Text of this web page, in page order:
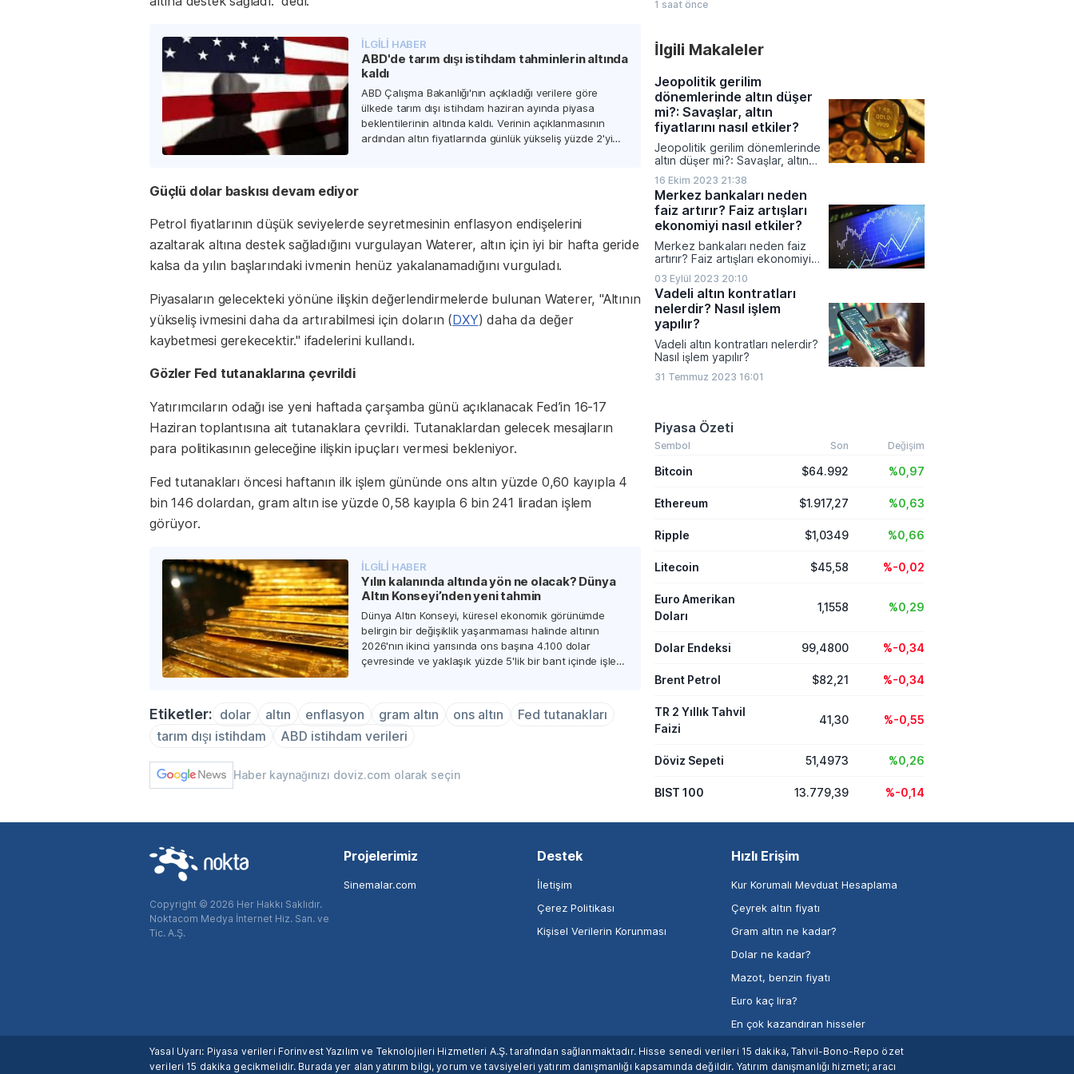
İLGİLİ HABER
ABD'de tarım dışı istihdam tahminlerin altında
kaldı
ABD Çalışma Bakanlığı'nın açıkladığı verilere göre
ülkede tarım dışı istihdam haziran ayında piyasa
beklentilerinin altında kaldı. Verinin açıklanmasının
ardından altın fiyatlarında günlük yükseliş yüzde 2'yi
Güçlü dolar baskısı devam ediyor
Petrol fiyatlarının düşük seviyelerde seyretmesinin enflasyon endişelerini
azaltarak altına destek sağladığını vurgulayan Waterer, altın için iyi bir hafta geride
kalsa da yılın başlarındaki ivmenin henüz yakalanamadığını vurguladı.
Piyasaların gelecekteki yönüne ilişkin değerlendirmelerde bulunan Waterer, "Altının
yükseliş ivmesini daha da artırabilmesi için doların (DXY) daha da değer
kaybetmesi gerekecektir." ifadelerini kullandı.
Gözler Fed tutanaklarına çevrildi
Yatırımcıların odağı ise yeni haftada çarşamba günü açıklanacak Fed’in 16-17
Haziran toplantısına ait tutanaklara çevrildi. Tutanaklardan gelecek mesajların
para politikasının geleceğine ilişkin ipuçları vermesi bekleniyor.
Fed tutanakları öncesi haftanın ilk işlem gününde ons altın yüzde 0,60 kayıpla 4
bin 146 dolardan, gram altın ise yüzde 0,58 kayıpla 6 bin 241 liradan işlem
görüyor.
İLGİLİ HABER
Yılın kalanında altında yön ne olacak? Dünya
Altın Konseyi’nden yeni tahmin
Dünya Altın Konseyi, küresel ekonomik görünümde
belirgin bir değişiklik yaşanmaması halinde altının
2026'nın ikinci yarısında ons başına 4.100 dolar
çevresinde ve yaklaşık yüzde 5'lik bir bant içinde işlem
Etiketler: dolar altın enflasyon gram altın ons altın
Fed tutanakları
tarım dışı istihdam
ABD istihdam verileri
Haber kaynağınızı doviz.com olarak seçin
farklı sektörlerde
sonuçlarını kamuoyuyla paylaştı.
Şirketlerin Kamuyu Aydınlatma
Platformu üzerinden duyurduğu
veriler arasında yüksek tutarlı
ihale kazanımları, stratejik
distribütörlük anlaşmaları ve
üretim kapasitesini artıran tesis
yatırımları öne çıktı.
1 saat önce
İlgili Makaleler
Jeopolitik gerilim
dönemlerinde altın düşer
mi?: Savaşlar, altın
fiyatlarını nasıl etkiler?
Jeopolitik gerilim dönemlerinde
altın düşer mi?: Savaşlar, altın
16 Ekim 2023 21:38
Merkez bankaları neden
faiz artırır? Faiz artışları
ekonomiyi nasıl etkiler?
Merkez bankaları neden faiz
artırır? Faiz artışları ekonomiyi
03 Eylül 2023 20:10
Vadeli altın kontratları
nelerdir? Nasıl işlem
yapılır?
Vadeli altın kontratları nelerdir?
Nasıl işlem yapılır?
31 Temmuz 2023 16:01
Piyasa Özeti
Sembol Son Değişim
Bitcoin $64.992 %0,97
Ethereum $1.917,27 %0,63
Ripple $1,0349 %0,66
Litecoin $45,58 %-0,02
Euro Amerikan
Doları
1,1558 %0,29
Dolar Endeksi 99,4800 %-0,34
Brent Petrol $82,21 %-0,34
TR 2 Yıllık Tahvil
Faizi
41,30 %-0,55
Döviz Sepeti 51,4973 %0,26
BIST 100 13.779,39 %-0,14
Copyright © 2026 Her Hakkı Saklıdır.
Noktacom Medya İnternet Hiz. San. ve
Tic. A.Ş.
Projelerimiz
Sinemalar.com
Destek
İletişim
Çerez Politikası
Kişisel Verilerin Korunması
Hızlı Erişim
Kur Korumalı Mevduat Hesaplama
Çeyrek altın fiyatı
Gram altın ne kadar?
Dolar ne kadar?
Mazot, benzin fiyatı
Euro kaç lira?
En çok kazandıran hisseler
Yasal Uyarı: Piyasa verileri Forinvest Yazılım ve Teknolojileri Hizmetleri A.Ş. tarafından sağlanmaktadır. Hisse senedi verileri 15 dakika, Tahvil-Bono-Repo özet
verileri 15 dakika gecikmelidir. Burada yer alan yatırım bilgi, yorum ve tavsiyeleri yatırım danışmanlığı kapsamında değildir. Yatırım danışmanlığı hizmeti; aracı